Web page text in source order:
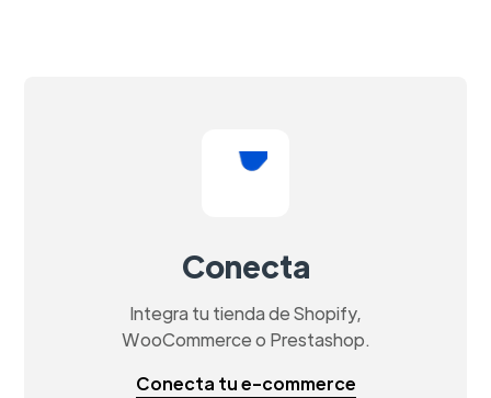
Conecta
Integra tu tienda de Shopify,
WooCommerce o Prestashop.
Conecta tu e-commerce